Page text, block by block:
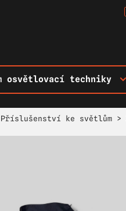
osvětlovací techniky
Příslušenství ke světlům >